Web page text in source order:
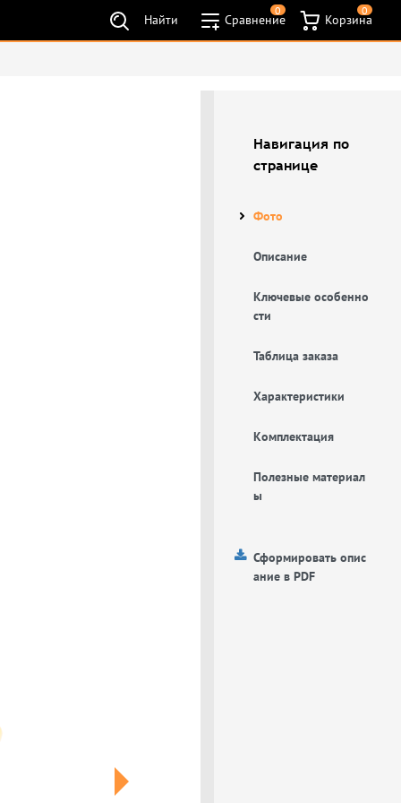
Найти Сравнение
0
Корзина
0
Навигация по
странице
Фото
Описание
Ключевые особенно
сти
Таблица заказа
Характеристики
Комплектация
Полезные материал
ы
Сформировать опис
ание в PDF